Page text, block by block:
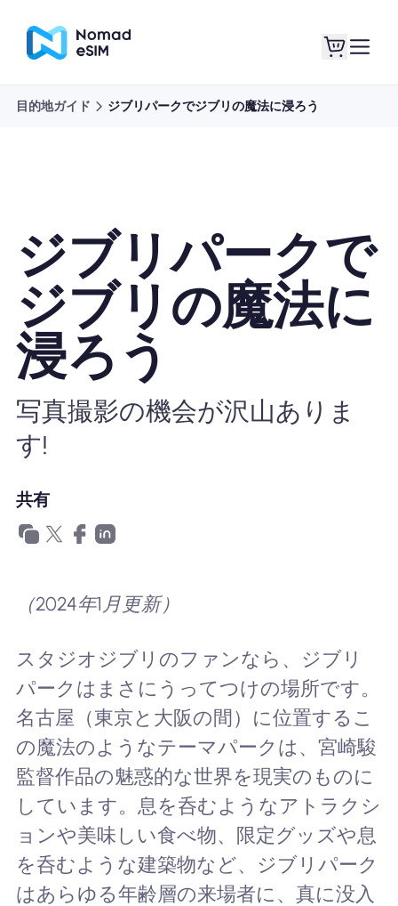
ショッププラン
eSIMについて
Nomad eSIMを使用する理由
eSIMの使用
目的地ガイド ジブリパークでジブリの魔法に浸ろう
ジブリパークで
ジブリの魔法に
浸ろう
写真撮影の機会が沢山ありま
す!
共有
（2024年1月更新）
スタジオジブリのファンなら、ジブリ
パークはまさにうってつけの場所です。
名古屋（東京と大阪の間）に位置するこ
の魔法のようなテーマパークは、宮崎駿
監督作品の魅惑的な世界を現実のものに
しています。息を呑むようなアトラクシ
ョンや美味しい食べ物、限定グッズや息
を呑むような建築物など、ジブリパーク
はあらゆる年齢層の来場者に、真に没入